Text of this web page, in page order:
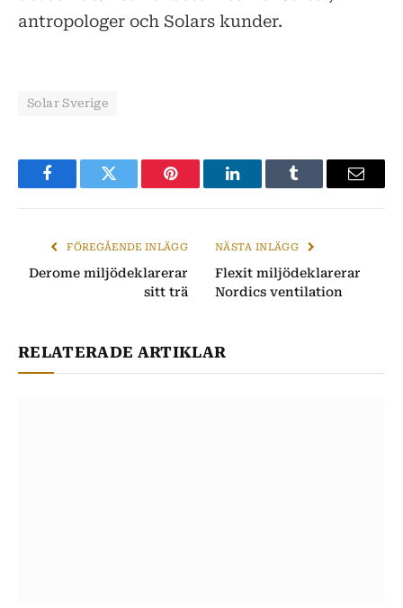
antropologer och Solars kunder.
Solar Sverige
FacebookTwitter Pinterest LinkedInTumblr
E-
FÖREGÅENDE INLÄGG
Derome miljödeklarerar
sitt trä
NÄSTA INLÄGG
Flexit miljödeklarerar
Nordics ventilation
RELATERADE ARTIKLAR